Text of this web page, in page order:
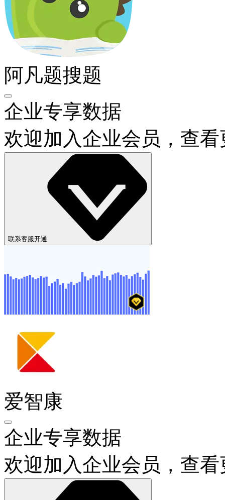
阿凡题搜题
企业专享数据
欢迎加入企业会员，查
联系客服开通
爱智康
企业专享数据
欢迎加入企业会员，查